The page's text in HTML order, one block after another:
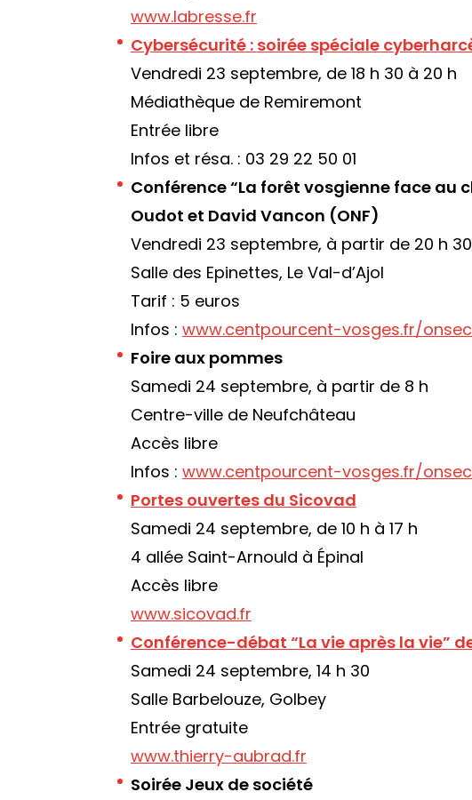
www.labresse.fr
Cybersécurité : soirée spéciale
Vendredi 23 septembre, de 18 h 30 à 20 h
Médiathèque de Remiremont
Entrée libre
Infos et résa. : 03 29 22 50 01
Conférence “La forêt vosgienne face
Oudot et David Vancon (ONF)
Vendredi 23 septembre, à partir de 20 h 30
Salle des Epinettes, Le Val-d’Ajol
Tarif : 5 euros
Infos : www.centpourcent-vosges.fr/
Foire aux pommes
Samedi 24 septembre, à partir de 8 h
Centre-ville de Neufchâteau
Accès libre
Infos : www.centpourcent-vosges.fr/
Portes ouvertes du Sicovad
Samedi 24 septembre, de 10 h à 17 h
4 allée Saint-Arnould à Épinal
Accès libre
www.sicovad.fr
Conférence-débat “La vie après la vie”
Samedi 24 septembre, 14 h 30
Salle Barbelouze, Golbey
Entrée gratuite
www.thierry-aubrad.fr
Soirée Jeux de société